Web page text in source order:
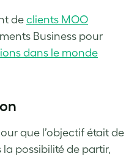
de clients MOO
Business pour
dans le monde
que l’objectif était de
possibilité de partir,